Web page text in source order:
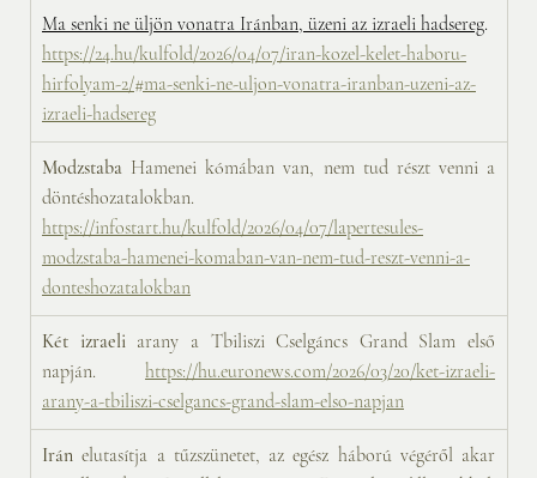
Ma senki ne üljön vonatra Iránban, üzeni az izraeli hadsereg.
https://24.hu/kulfold/2026/04/07/iran-kozel-kelet-haboru-
hirfolyam-2/#ma-senki-ne-uljon-vonatra-iranban-uzeni-az-
izraeli-hadsereg
Modzstaba Hamenei kómában van, nem tud részt venni a
https://infostart.hu/kulfold/2026/04/07/lapertesules-
modzstaba-hamenei-komaban-van-nem-tud-reszt-venni-a-
donteshozatalokban
Két izraeli arany a Tbiliszi Cselgáncs Grand Slam első
napján. https://hu.euronews.com/2026/03/20/ket-izraeli-
arany-a-tbiliszi-cselgancs-grand-slam-elso-napjan
Irán elutasítja a tűzszünetet, az egész háború végéről akar